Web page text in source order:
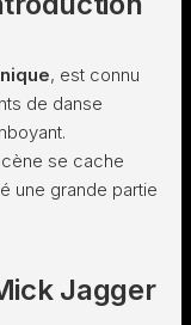
, est connu
de danse
se cache
une grande partie
Jagger